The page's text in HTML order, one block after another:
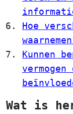
Hoe
Kunnen
Wat is